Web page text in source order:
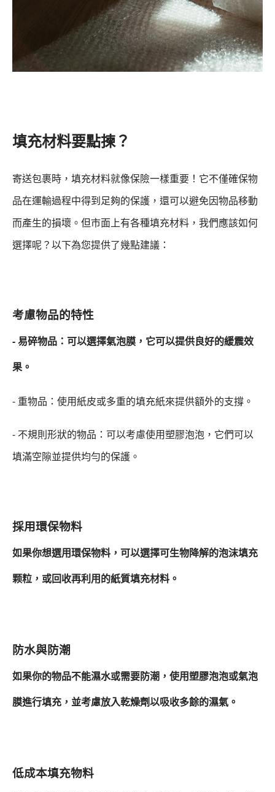
填充材料要點揀？
寄送包裹時，填充材料就像保險一樣重要！它不僅確保物
品在運輸過程中得到足夠的保護，還可以避免因物品移動
而產生的損壞。但市面上有各種填充材料，我們應該如何
選擇呢？以下為您提供了幾點建議：
考慮物品的特性
- 易碎物品：可以選擇氣泡膜，它可以提供良好的緩震效
果。
- 重物品：使用紙皮或多重的填充紙來提供額外的支撐。
- 不規則形狀的物品：可以考慮使用塑膠泡泡，它們可以
填滿空隙並提供均勻的保護。
採用環保物料
如果你想選用環保物料，可以選擇可生物降解的泡沫填充
颗粒，或回收再利用的紙質填充材料。
防水與防潮
如果你的物品不能濕水或需要防潮，使用塑膠泡泡或氣泡
膜進行填充，並考慮放入乾燥劑以吸收多餘的濕氣。
低成本填充物料